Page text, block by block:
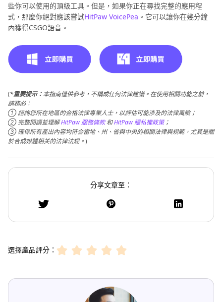
些你可以使用的頂級工具。但是，如果你正在尋找完整的應用程
式，那麼你絕對應該嘗試HitPaw VoicePea 。它可以讓你在幾分鐘
內獲得CSGO語音。
(*重要提示：本指南僅供參考，不構成任何法律建議。在使用相關功能之前，
請務必：
① 諮詢您所在地區的合格法律專業人士，以評估可能涉及的法律風險；
② 完整閱讀並理解HitPaw 服務條款和HitPaw 隱私權政策；
③ 確保所有產出內容均符合當地、州、省與中央的相關法律與規範，尤其是關
於合成媒體相关的法律法规。)
分享文章至：
選擇產品評分：